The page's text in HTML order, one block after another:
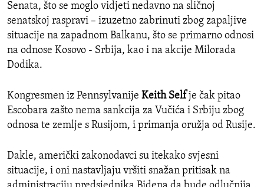
Senata, što se moglo vidjeti nedavno na sličnoj
senatskoj raspravi – izuzetno zabrinuti zbog zapaljive
situacije na zapadnom Balkanu, što se primarno odnosi
na odnose Kosovo - Srbija, kao i na akcije Milorada
Dodika.
Kongresmen iz Pennsylvanije Keith Selfje čak pitao
Escobara zašto nema sankcija za Vučića i Srbiju zbog
odnosa te zemlje s Rusijom, i primanja oružja od Rusije.
Dakle, američki zakonodavci su itekako svjesni
situacije, i oni nastavljaju vršiti snažan pritisak na